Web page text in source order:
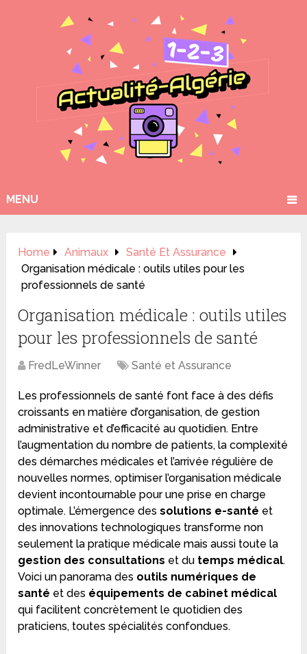
MENU
Home Animaux
Santé Et Assurance
Organisation médicale : outils utiles pour les
professionnels de santé
Organisation médicale : outils utiles
pour les professionnels de santé
FredLeWinner Santé et Assurance
Les professionnels de santé font face à des défis
croissants en matière d’organisation, de gestion
administrative et d’efficacité au quotidien. Entre
l’augmentation du nombre de patients, la complexité
des démarches médicales et l’arrivée régulière de
nouvelles normes, optimiser l’organisation médicale
devient incontournable pour une prise en charge
optimale. L’émergence dessolutions e-santé et
des innovations technologiques transforme non
seulement la pratique médicale mais aussi toute la
gestion des consultations et du temps médical.
Voici un panorama des outils numériques de
santé et des équipements de cabinet médical
qui facilitent concrètement le quotidien des
praticiens, toutes spécialités confondues.